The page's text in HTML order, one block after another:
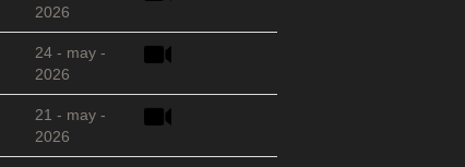
2026
24 - may -
2026
21 - may -
2026